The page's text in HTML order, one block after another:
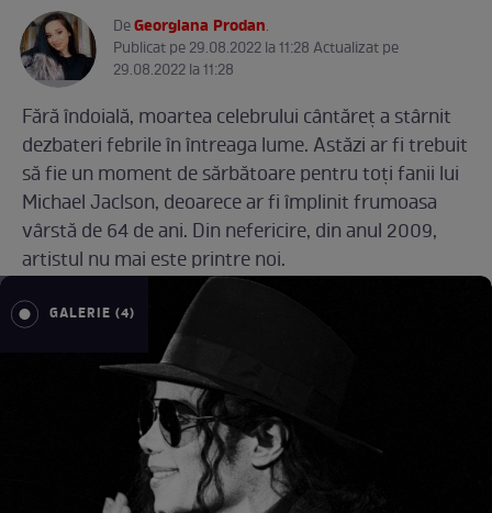
DeGeorgiana Prodan.
Publicat pe 29.08.2022 la 11:28 Actualizat pe
29.08.2022 la 11:28
Fără îndoială, moartea celebrului cântăreț a stârnit
dezbateri febrile în întreaga lume. Astăzi ar fi trebuit
să fie un moment de sărbătoare pentru toți fanii lui
Michael Jaclson, deoarece ar fi împlinit frumoasa
vârstă de 64 de ani. Din nefericire, din anul 2009,
artistul nu mai este printre noi.
GALERIE (4)